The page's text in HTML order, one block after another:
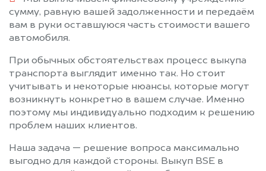
сумму, равную вашей задолженности и передаём
вам в руки оставшуюся часть стоимости вашего
автомобиля.
При обычных обстоятельствах процесс выкупа
транспорта выглядит именно так. Но стоит
учитывать и некоторые нюансы, которые могут
возникнуть конкретно в вашем случае. Именно
поэтому мы индивидуально подходим к решению
проблем наших клиентов.
Наша задача — решение вопроса максимально
выгодно для каждой стороны. Выкуп BSE в